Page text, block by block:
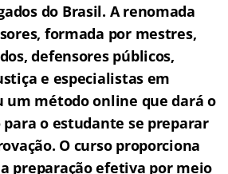
do Brasil. A renomada
formada por mestres,
defensores públicos,
e especialistas em
um método online que dará o
o estudante se preparar
O curso proporciona
preparação efetiva por meio